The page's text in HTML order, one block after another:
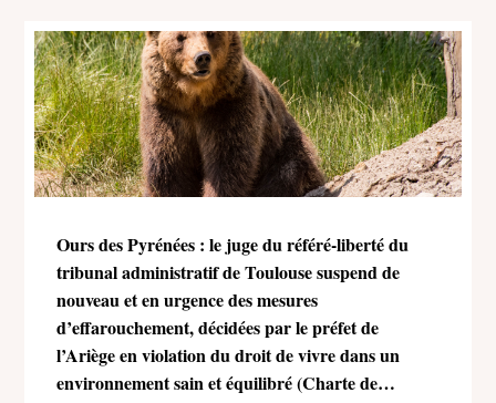
Ours des Pyrénées : le juge du référé-liberté du
tribunal administratif de Toulouse suspend de
nouveau et en urgence des mesures
d’effarouchement, décidées par le préfet de
l’Ariège en violation du droit de vivre dans un
environnement sain et équilibré (Charte de